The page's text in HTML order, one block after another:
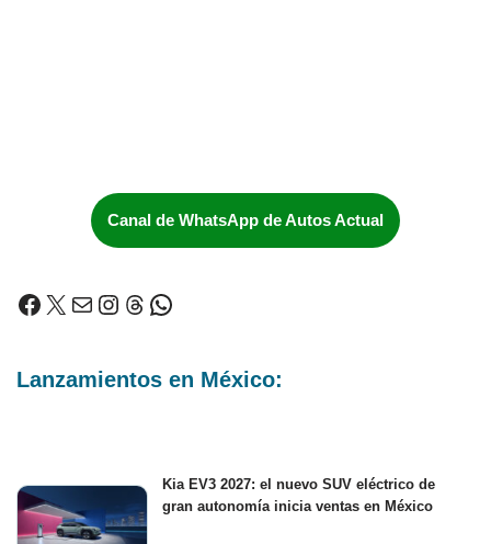
Canal de WhatsApp de Autos Actual
Lanzamientos en México:
Kia EV3 2027: el nuevo SUV eléctrico de
gran autonomía inicia ventas en México